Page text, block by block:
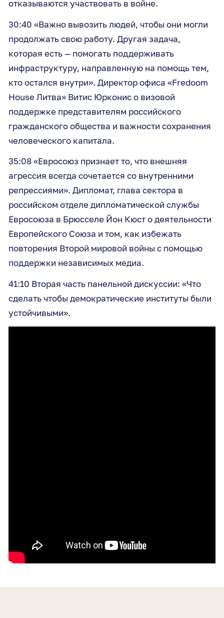
отказываются участвовать в войне.
30:40 «Важно вывозить людей, чтобы они могли
продолжать свою работу. Другая задача,
которая есть — помогать поддерживать
инфраструктуру, направленную на помощь тем,
кто остался внутри». Директор офиса «Fredoom
House Литва» Витис Юрконис о визовой
поддержке представителям российского
гражданского общества и важности сохранения
человеческого капитала.
35:08 «Евросоюз признает то, что внешняя
агрессия всегда сочетается со внутренними
репрессиями». Дипломат, глава сектора в
российском отделе дипломатической службы
Евросоюза в Брюсселе Йон Кюст о деятельности
Европейского Союза и том, как избежать
повторения Второй мировой войны с помощью
поддержки независимых медиа.
41:10 Вторая часть панельной дискуссии: «Что
сделать чтобы демократические институты были
устойчивыми».